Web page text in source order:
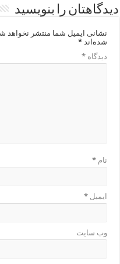
دیدگاهتان را بنویسید
نشانی ایمیل شما منتشر نخواهد
شده‌اند*
دیدگاه*
نام*
ایمیل*
وب‌ سایت